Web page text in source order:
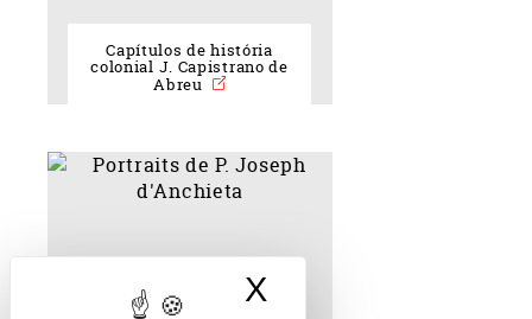
X
Capítulos de história
colonial J. Capistrano de
Abreu